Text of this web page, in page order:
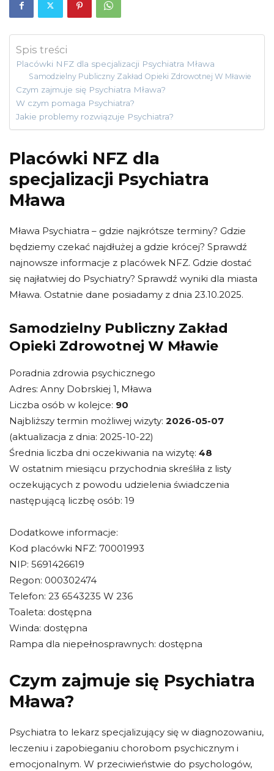
Spis treści
Placówki NFZ dla specjalizacji Psychiatra Mława
Samodzielny Publiczny Zakład Opieki Zdrowotnej W Mławie
Czym zajmuje się Psychiatra Mława?
W czym pomaga Psychiatra?
Jakie problemy rozwiązuje Psychiatra?
Placówki NFZ dla
specjalizacji Psychiatra
Mława
Mława Psychiatra – gdzie najkrótsze terminy? Gdzie
będziemy czekać najdłużej a gdzie krócej? Sprawdź
najnowsze informacje z placówek NFZ. Gdzie dostać
się najłatwiej do Psychiatry? Sprawdź wyniki dla miasta
Mława. Ostatnie dane posiadamy z dnia 23.10.2025.
Samodzielny Publiczny Zakład
Opieki Zdrowotnej W Mławie
Poradnia zdrowia psychicznego
Adres: Anny Dobrskiej 1, Mława
Liczba osób w kolejce: 90
Najbliższy termin możliwej wizyty: 2026-05-07
(aktualizacja z dnia: 2025-10-22)
Średnia liczba dni oczekiwania na wizytę: 48
W ostatnim miesiącu przychodnia skreśliła z listy
oczekujących z powodu udzielenia świadczenia
następującą liczbę osób: 19
Dodatkowe informacje:
Kod placówki NFZ: 70001993
NIP: 5691426619
Regon: 000302474
Telefon: 23 6543235 W 236
Toaleta: dostępna
Winda: dostępna
Rampa dla niepełnosprawnych: dostępna
Czym zajmuje się Psychiatra
Mława?
Psychiatra to lekarz specjalizujący się w diagnozowaniu,
leczeniu i zapobieganiu chorobom psychicznym i
emocjonalnym. W przeciwieństwie do psychologów,